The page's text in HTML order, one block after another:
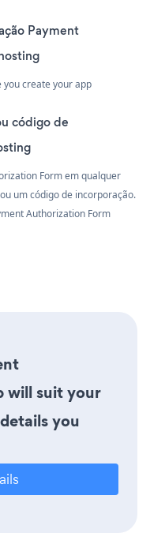
Payment
you create your app
código de
Form em qualquer
um código de incorporação.
Authorization Form
will suit your
you